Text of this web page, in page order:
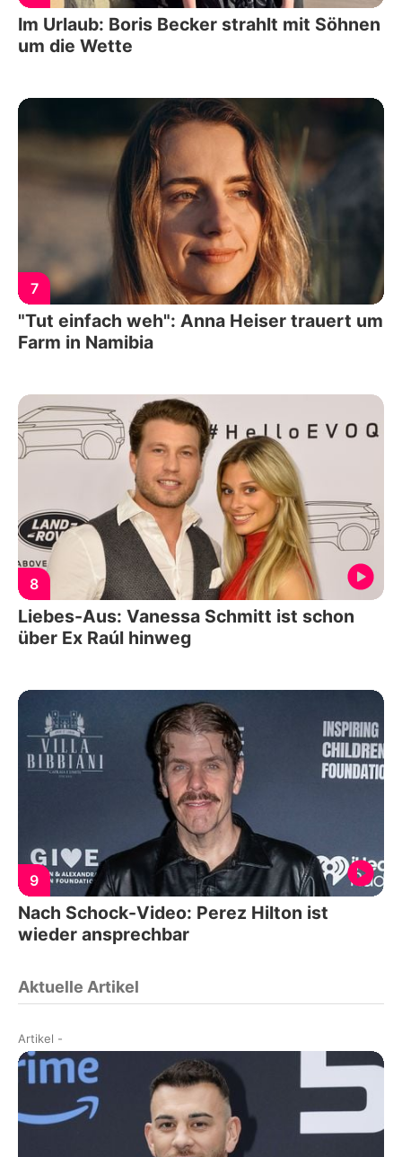
Im Urlaub: Boris Becker strahlt mit Söhnen
um die Wette
7
"Tut einfach weh": Anna Heiser trauert um
Farm in Namibia
8
Liebes-Aus: Vanessa Schmitt ist schon
über Ex Raúl hinweg
9
Nach Schock-Video: Perez Hilton ist
wieder ansprechbar
Aktuelle Artikel
Artikel -